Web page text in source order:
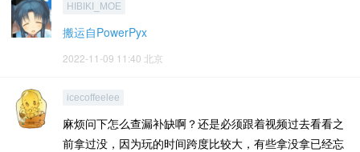
HIBIKI_MOE
搬运自PowerPyx
2022-11-09 11:40 北京
icecoffeelee
麻烦问下怎么查漏补缺啊？还是必须跟着视频过去看看之
前拿过没，因为玩的时间跨度比较大，有些拿没拿已经忘